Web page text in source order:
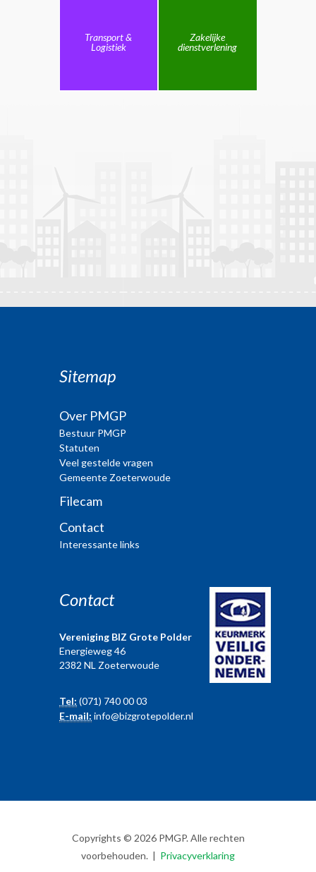
Transport &
Logistiek
Zakelijke
dienstverlening
Sitemap
Over PMGP
Bestuur PMGP
Statuten
Veel gestelde vragen
Gemeente Zoeterwoude
Filecam
Contact
Interessante links
Contact
Vereniging BIZ Grote Polder
Energieweg 46
2382 NL Zoeterwoude
Tel: (071) 740 00 03
E-mail: info@bizgrotepolder.nl
Copyrights © 2026 PMGP. Alle rechten
voorbehouden. | Privacyverklaring